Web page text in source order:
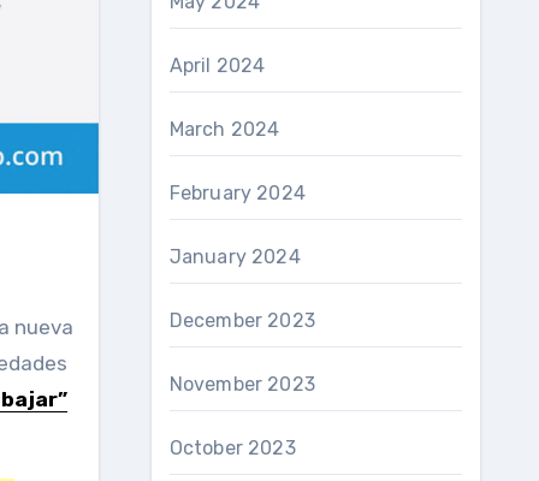
April 2024
March 2024
February 2024
January 2024
December 2023
November 2023
October 2023